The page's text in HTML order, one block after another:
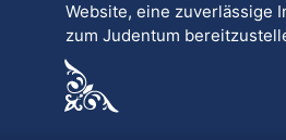
Website, eine zuverlässige
zum Judentum